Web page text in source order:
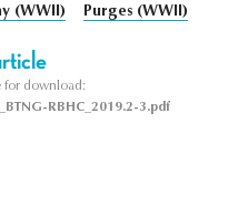
(WWII) Purges (WWII)
for download:
RBHC_2019.2-3.pdf